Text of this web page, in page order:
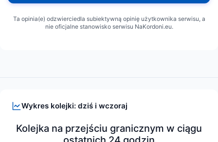
Wykres kolejki: dziś i wczoraj
Kolejka na przejściu granicznym w ciągu
Ta opinia(e) odzwierciedla subiektywną opinię użytkownika serwisu, a
nie oficjalne stanowisko serwisu NaKordoni.eu.